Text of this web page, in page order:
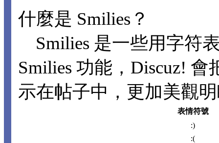
什麼是 Smilies？
Smilies 是一些用字符
Smilies 功能，Discuz!
示在帖子中，更加美觀
表情符號
:)
:(